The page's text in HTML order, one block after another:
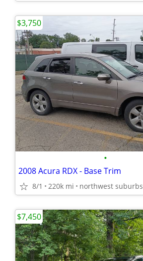
•
2008 Acura RDX - Base Trim
8/1 220k mi northwest suburbs
$3,750
$7,450